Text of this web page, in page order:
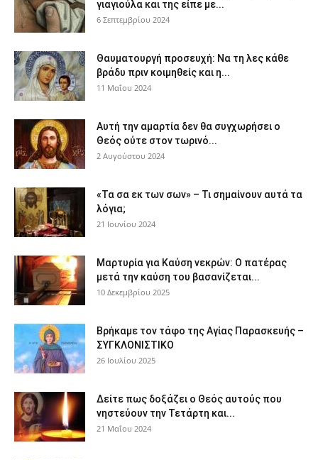
γιαγιούλα και της είπε με...
6 Σεπτεμβρίου 2024
Θαυματουργή προσευχή: Να τη λες κάθε
βράδυ πριν κοιμηθείς και η...
11 Μαΐου 2024
Αυτή την αμαρτία δεν θα συγχωρήσει ο
Θεός ούτε στον τωρινό...
2 Αυγούστου 2024
«Τα σα εκ των σων» – Τι σημαίνουν αυτά τα
λόγια;
21 Ιουνίου 2024
Μαρτυρία για Καύση νεκρών: Ο πατέρας
μετά την καύση του βασανίζεται...
10 Δεκεμβρίου 2025
Βρήκαμε τον τάφο της Αγίας Παρασκευής –
ΣΥΓΚΛΟΝΙΣΤΙΚΟ
26 Ιουλίου 2025
Δείτε πως δοξάζει ο Θεός αυτούς που
νηστεύουν την Τετάρτη και...
21 Μαΐου 2024